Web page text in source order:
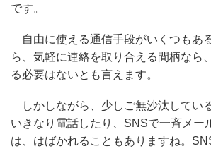
です。
自由に使える通信手段がいくつもあ
ら、気軽に連絡を取り合える間柄なら
る必要はないとも言えます。
しかしながら、少しご無沙汰してい
いきなり電話したり、SNSで一斉メー
は、はばかれることもありますね。